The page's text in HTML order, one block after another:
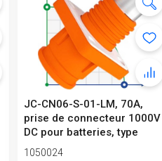
JC-CN06-S-01-LM, 70A,
prise de connecteur 1000V
DC pour batteries, type
écrou...
1050024